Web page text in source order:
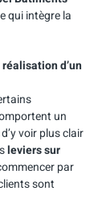
qui intègre la
réalisation d’un
un
voir plus clair
leviers sur
par
sont